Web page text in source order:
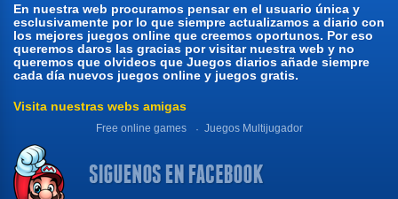
En nuestra web procuramos pensar en el usuario única y
esclusivamente por lo que siempre actualizamos a diario con
los mejores juegos online que creemos oportunos. Por eso
queremos daros las gracias por visitar nuestra web y no
queremos que olvideos que Juegos diarios añade siempre
cada día nuevos juegos online y juegos gratis.
Visita nuestras webs amigas
Free online games Juegos Multijugador